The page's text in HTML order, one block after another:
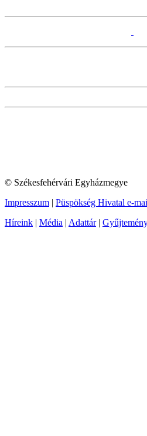
© Székesfehérvári Egyházmegye
Impresszum | Püspökség Hivatal e-
Híreink | Média | Adattár|